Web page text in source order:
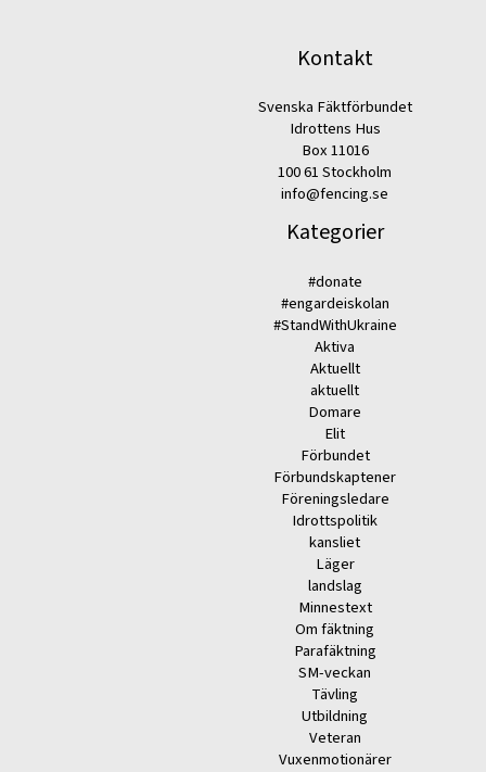
Kontakt
Svenska Fäktförbundet
Idrottens Hus
Box 11016
100 61 Stockholm
info@fencing.se
Kategorier
#donate
#engardeiskolan
#StandWithUkraine
Aktiva
Aktuellt
aktuellt
Domare
Elit
Förbundet
Förbundskaptener
Föreningsledare
Idrottspolitik
kansliet
Läger
landslag
Minnestext
Om fäktning
Parafäktning
SM-veckan
Tävling
Utbildning
Veteran
Vuxenmotionärer